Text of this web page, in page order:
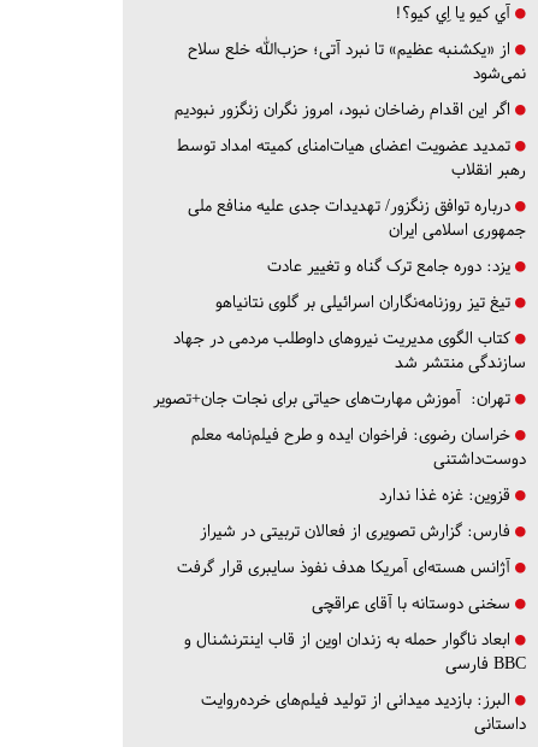
آي كيو يا اِي كيو؟!
از «یکشنبه عظیم» تا نبرد آتی؛ حزب‌الله خلع سلاح
نمی‌شود
اگر این اقدام رضاخان نبود، امروز نگران زنگزور نبودیم
تمدید عضویت اعضای هیات‌امنای کمیته امداد توسط
رهبر انقلاب
درباره توافق زنگزور/ تهدیدات جدی علیه منافع ملی
جمهوری اسلامی ایران
یزد: دوره جامع ترک گناه و تغییر عادت
تیغ تیز روزنامه‌نگاران اسرائیلی بر گلوی نتانیاهو
کتاب الگوی مدیریت نیروهای داوطلب مردمی در جهاد
سازندگی منتشر شد
تهران: آموزش مهارت‌های حیاتی برای نجات جان+تصویر
خراسان رضوی: فراخوان ایده و طرح فیلم‌نامه معلم
دوست‌داشتنی
قزوین: غزه غذا ندارد
فارس: گزارش تصویری از فعالان تربیتی در شیراز
آژانس هسته‌ای آمریکا هدف نفوذ سایبری قرار گرفت
سخنی دوستانه با آقای عراقچی
ابعاد ناگوار حمله به زندان اوین از قاب اینترنشنال و
BBC فارسی
البرز: بازدید میدانی از تولید فیلم‌های خرده‌روایت
داستانی